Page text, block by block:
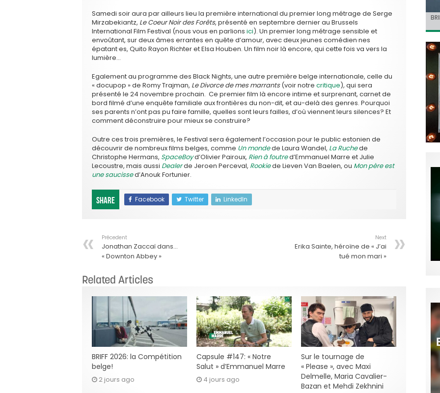
Samedi soir aura par ailleurs lieu la première international du premier long métrage de Serge
Mirzabekiantz, Le Coeur Noir des Forêts, présenté en septembre dernier au Brussels
International Film Festival (nous vous en parlions ici). Un premier long métrage sensible et
envoûtant, sur deux âmes errantes en quête d’amour, avec deux jeunes comédien·nes
épatant·es, Quito Rayon Richter et Elsa Houben. Un film noir là encore, qui cette fois va vers la
lumière…
Egalement au programme des Black Nights, une autre première belge internationale, celle du
« docupop » de Romy Trajman, Le Divorce de mes marrants(voir notre critique),qui sera
présenté le 24 novembre prochain. Ce premier film là encore intime et surprenant, carnet de
bord filmé d’une enquête familiale aux frontières du non-dit, et au-delà des genres. Pourquoi
ses parents n’ont pas pu faire famille, quelles sont leurs failles, d’où viennent leurs silences? Et
comment déconstruire pour mieux se construire?
Outre ces trois premières, le Festival sera également l’occasion pour le public estonien de
découvrir de nombreux films belges, comme Un mondede Laura Wandel, La Ruchede
Christophe Hermans, SpaceBoyd’Olivier Pairoux, Rien à foutred’Emmanuel Marre et Julie
Lecoustre, mais aussi Dealerde Jeroen Perceval, Rookiede Lieven Van Baelen, ou Mon père est
une saucissed’Anouk Fortunier.
Share Facebook Twitter LinkedIn
Précedent
Jonathan Zaccaï dans…
« Downton Abbey »
Next
Erika Sainte, héroïne de « J’ai
tué mon mari »
Related Articles
BRIFF 2026: la Compétition
belge!
2 jours ago
Capsule #147: « Notre
Salut » d’Emmanuel Marre
4 jours ago
Sur le tournage de
« Please », avec Maxi
Delmelle, Maria Cavalier-
Bazan et Mehdi Zekhnini
du
«
«